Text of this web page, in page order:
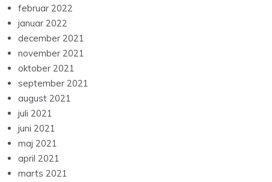
februar 2022
januar 2022
december 2021
november 2021
oktober 2021
september 2021
august 2021
juli 2021
juni 2021
maj 2021
april 2021
marts 2021